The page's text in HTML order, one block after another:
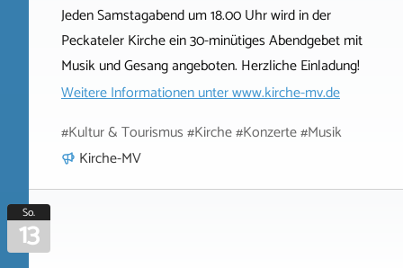
Jeden Samstagabend um 18.00 Uhr wird in der
Peckateler Kirche ein 30-minütiges Abendgebet mit
Musik und Gesang angeboten. Herzliche Einladung!
Weitere Informationen unterwww.kirche-mv.de
#Kultur & Tourismus #Kirche #Konzerte #Musik
Kirche-MV
So.
13